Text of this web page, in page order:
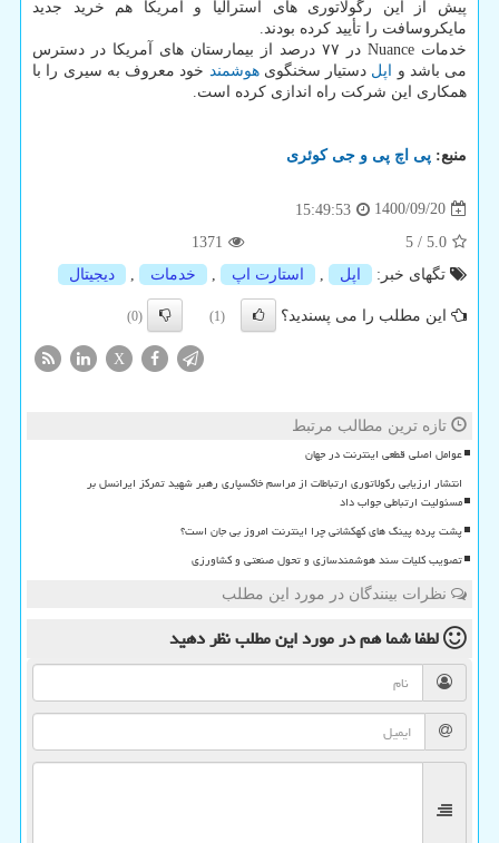
پیش از این رگولاتوری های استرالیا و آمریکا هم خرید جدید
مایکروسافت را تأیید کرده بودند.
خدمات Nuance در ۷۷ درصد از بیمارستان های آمریکا در دسترس
می باشد و
اپل دستیار سخنگویهوشمند خود معروف به سیری را با
همکاری این شرکت راه اندازی کرده است.
منبع: پی اچ پی و جی كوئری
1400/09/20
15:49:53
5.0
/
5
1371
تگهای خبر:
اپل , استارت اپ , خدمات , دیجیتال
این مطلب را می پسندید؟ (1)
(0)
X
تازه ترین مطالب مرتبط
عوامل اصلی قطعی اینترنت در جهان
انتشار ارزیابی رگولاتوری ارتباطات از مراسم خاکسپاری رهبر شهید تمرکز ایرانسل بر
مسئولیت ارتباطی جواب داد
پشت پرده پینگ های کهکشانی چرا اینترنت امروز بی جان است؟
تصویب کلیات سند هوشمندسازی و تحول صنعتی و کشاورزی
نظرات بینندگان در مورد این مطلب
لطفا شما همدر مورد این مطلبنظر دهید